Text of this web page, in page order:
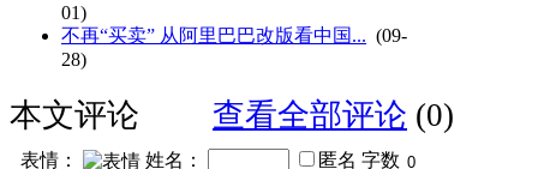
01)
不再“买卖” 从阿里巴巴改版看中国... (09-
28)
本文评论 查看全部评论 (0)
表情： 姓名： 匿名 字数